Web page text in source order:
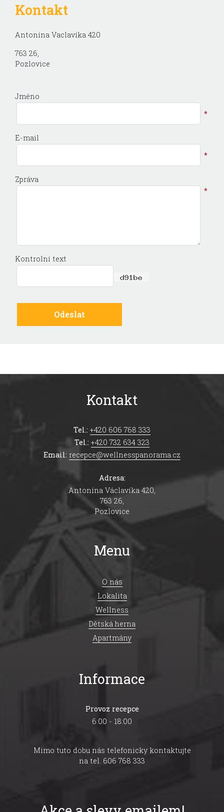
Kontakt
Antonína Vaclavíka 420
763 26,
Pozlovice
Jméno
*
E-mail
*
Zpráva
*
Kontrolní text
Kontakt
Tel.: +420 606 768 333
Tel.: +420 732 634 323
Email: recepce@wellnesspanorama.cz
Adresa:
Antonína Václavíka 420,
763 26,
Pozlovice
Menu
O nás
Lokalita
Wellness
Dětská herna
Apartmány
Informace
Provoz recepce
6:00 - 18:00
Mimo tuto dobu nás telefonicky kontaktujte
na tel. 606 768 333